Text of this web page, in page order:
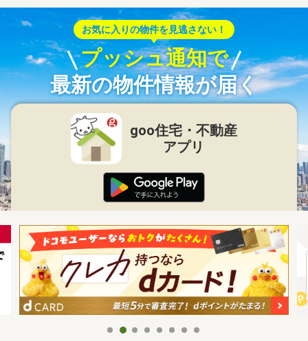
お気に入りの物件を見逃さない！
プッシュ通知で
最新の物件情報が届く
goo住宅・不動産
アプリ